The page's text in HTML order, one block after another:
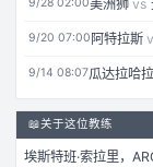
美洲狮 vs
9/20 07:00阿特拉斯
9/14 08:07瓜达拉哈拉
📖关于这位教练
埃斯特班·索拉里 ，